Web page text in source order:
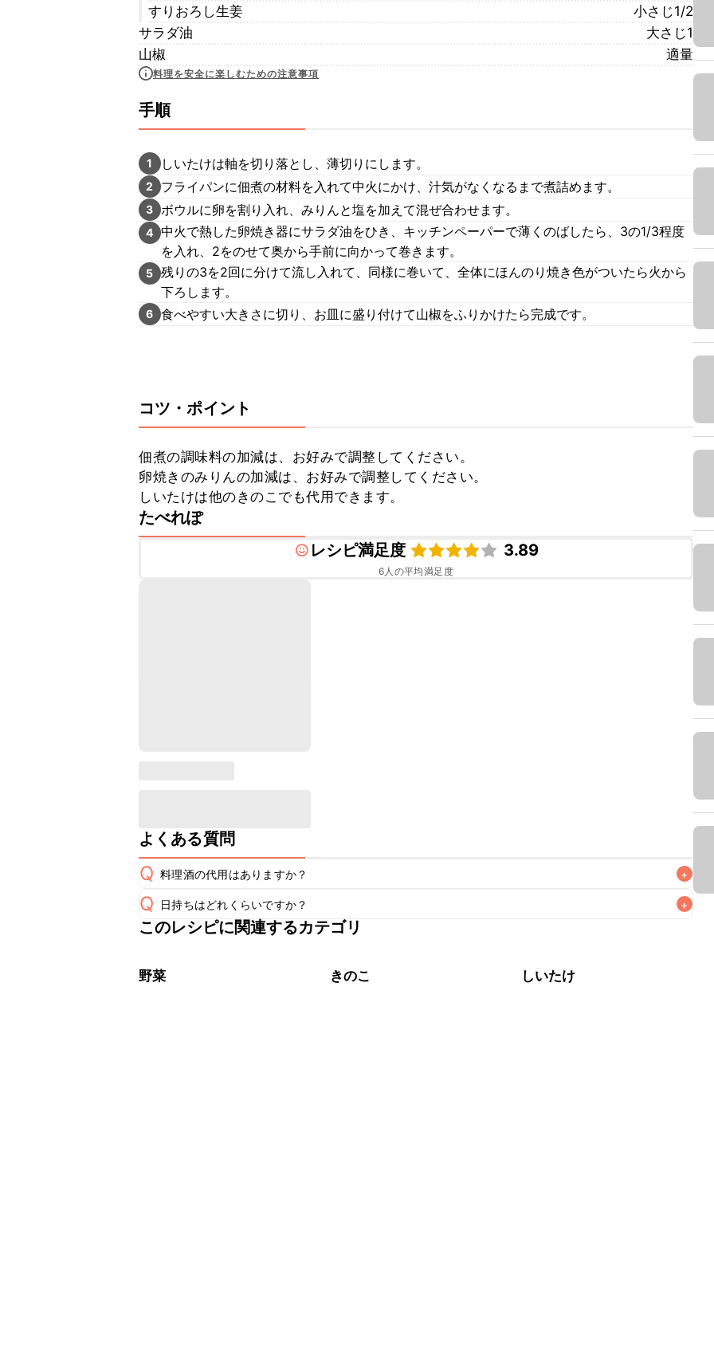
すりおろし生姜
小さじ1/2
サラダ油
大さじ1
山椒
適量
料理を安全に楽しむための注意事項
手順
1 しいたけは軸を切り落とし、薄切りにします。
2 フライパンに佃煮の材料を入れて中火にかけ、汁気がなくなるまで煮詰めます。
3 ボウルに卵を割り入れ、みりんと塩を加えて混ぜ合わせます。
4 中火で熱した卵焼き器にサラダ油をひき、キッチンペーパーで薄くのばしたら、3の1/3程度
を入れ、2をのせて奥から手前に向かって巻きます。
5 残りの3を2回に分けて流し入れて、同様に巻いて、全体にほんのり焼き色がついたら火から
下ろします。
6 食べやすい大きさに切り、お皿に盛り付けて山椒をふりかけたら完成です。
コツ・ポイント
佃煮の調味料の加減は、お好みで調整してください。
卵焼きのみりんの加減は、お好みで調整してください。
しいたけは他のきのこでも代用できます。
たべれぽ
レシピ満足度
3.89
6人の平均満足度
よくある質問
Q 料理酒の代用はありますか？ +
A
Q 日持ちはどれくらいですか？ +
保存期間は冷蔵で翌日中が目安です。なるべくお早めにお召し上がりください。
※日持ちは目安です。
このレシピに関連するカテゴリ
野菜 きのこ しいたけ